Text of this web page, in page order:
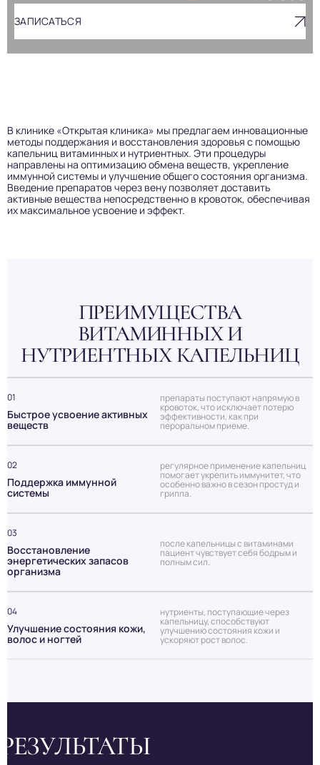
ЗАПИСАТЬСЯ
В клинике «Открытая клиника» мы предлагаем инновационные
методы поддержания и восстановления здоровья с помощью
капельниц витаминных и нутриентных. Эти процедуры
направлены на оптимизацию обмена веществ, укрепление
иммунной системы и улучшение общего состояния организма.
Введение препаратов через вену позволяет доставить
активные вещества непосредственно в кровоток, обеспечивая
их максимальное усвоение и эффект.
ПРЕИМУЩЕСТВА
ВИТАМИННЫХ И
НУТРИЕНТНЫХ КАПЕЛЬНИЦ
Быстрое усвоение активных
веществ
препараты поступают напрямую в
кровоток, что исключает потерю
эффективности, как при
пероральном приеме.
01
Поддержка иммунной
системы
регулярное применение капельниц
помогает укрепить иммунитет, что
особенно важно в сезон простуд и
гриппа.
02
Восстановление
энергетических запасов
организма
после капельницы с витаминами
пациент чувствует себя бодрым и
полным сил.
03
Улучшение состояния кожи,
волос и ногтей
нутриенты, поступающие через
капельницу, способствуют
улучшению состояния кожи и
ускоряют рост волос.
04
РЕЗУЛЬТАТЫ